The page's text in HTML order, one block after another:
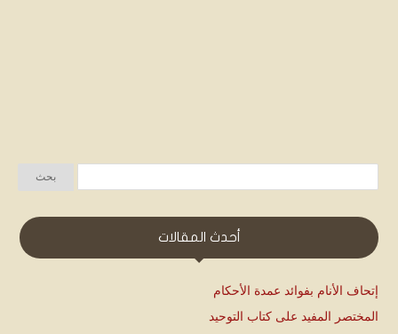
أحدث المقالات
إتحاف الأنام بفوائد عمدة الأحكام
المختصر المفيد على كتاب التوحيد